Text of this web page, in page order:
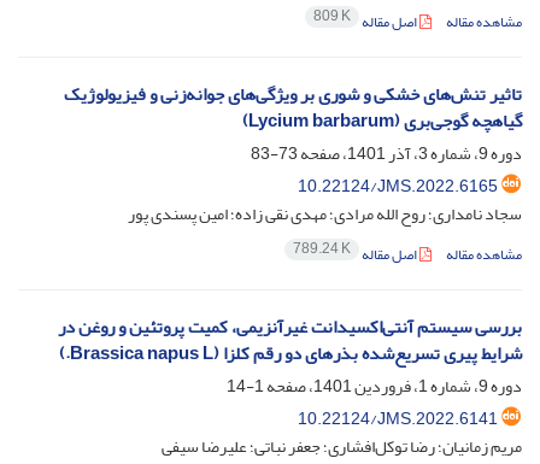
مشاهده مقاله اصل مقاله 809 K
تاثیر تنش‌های خشکی و شوری بر ویژگی‌های جوانه‌زنی و فیزیولوژیک
گیاهچه گوجی‌بری (Lycium barbarum)
دوره 9، شماره 3، آذر 1401، صفحه
73-83
10.22124/JMS.2022.6165
سجاد نامداری؛ روح الله مرادی؛ مهدی نقی زاده؛ امین پسندی پور
مشاهده مقاله اصل مقاله 789.24 K
بررسی سیستم آنتی‌اکسیدانت غیرآنزیمی، کمیت پروتئین و روغن در
شرایط پیری تسریع‌شده بذرهای دو رقم کلزا (Brassica napus L.)
دوره 9، شماره 1، فروردین 1401، صفحه
1-14
10.22124/JMS.2022.6141
مریم زمانیان؛ رضا توکل‌افشاری؛ جعفر نباتی؛ علیرضا سیفی